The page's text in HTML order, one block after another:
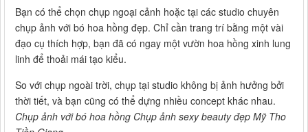
Bạn có thể chọn chụp ngoại cảnh hoặc tại các studio chuyên
chụp ảnh với bó hoa hồng đẹp. Chỉ cần trang trí bằng một vài
đạo cụ thích hợp, bạn đã có ngay một vườn hoa hồng xinh lung
linh để thoải mái tạo kiểu.
So với chụp ngoài trời, chụp tại studio không bị ảnh hưởng bởi
thời tiết, và bạn cũng có thể dựng nhiều concept khác nhau.
Chụp ảnh với bó hoa hồng Chụp ảnh sexy beauty đẹp Mỹ Tho